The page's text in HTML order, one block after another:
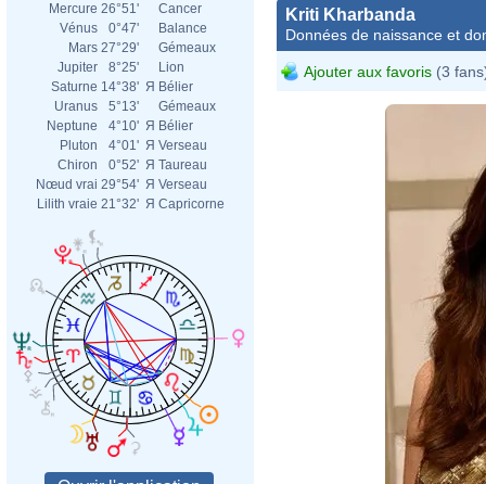
Mercure 26°51'
Cancer
Vénus
0°47'
Balance
Mars 27°29'
Gémeaux
Jupiter
8°25'
Lion
Saturne 14°38' Я Bélier
Uranus
5°13'
Gémeaux
Neptune
4°10' Я Bélier
Pluton
4°01' Я Verseau
Chiron
0°52' Я Taureau
Nœud vrai 29°54' Я Verseau
Lilith vraie 21°32' Я Capricorne
Kriti Kharbanda
Données de naissance et
Ajouter aux favoris (3